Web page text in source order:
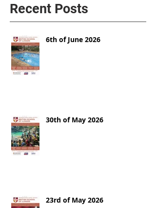
Recent Posts
6th of June 2026
30th of May 2026
23rd of May 2026